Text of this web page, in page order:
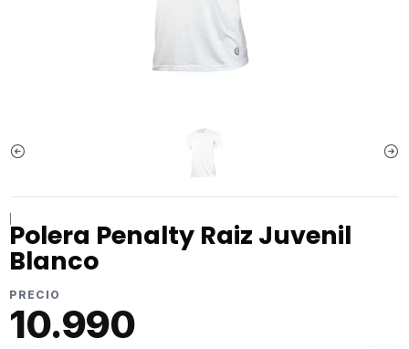
Polera Penalty Raiz Juvenil
Blanco
PRECIO
10.990